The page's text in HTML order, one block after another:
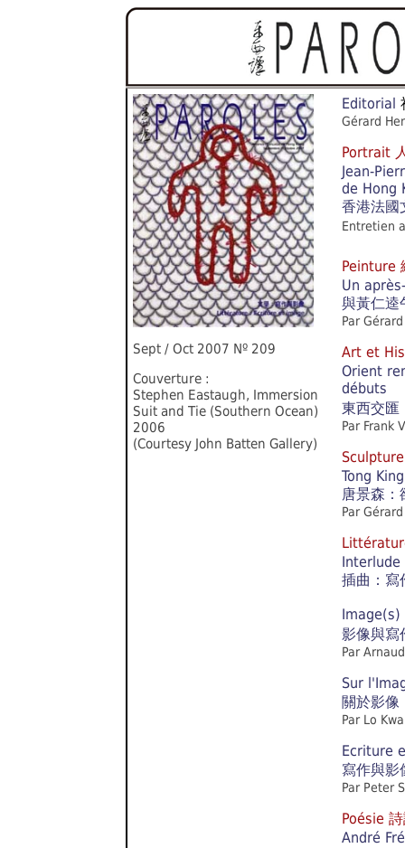
Sept / Oct 2007 Nº 209
Couverture :
Stephen Eastaugh, Immersion
Suit and Tie (Southern Ocean)
2006
(Courtesy John Batten Gallery)
Editorial
Gérard
Portrait
Jean-
de Hong
香港法國
Entretien
Peinture
Un
與黃仁逵
Par
Art et
Orient
débuts
東西交匯
Par Frank
Tong
唐景森：
Par
插曲：寫
影像與寫
Par
Sur
關於影像
Par Lo
Ecriture
寫作與影
ParPeter
Poésie
André